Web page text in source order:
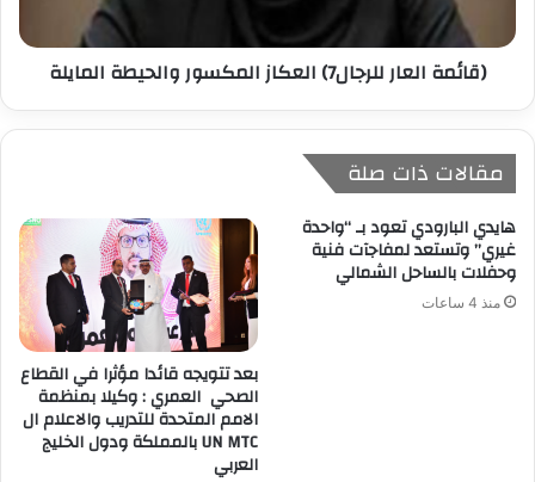
(قائمة العار للرجال7) العكاز المكسور والحيطة المايلة
مقالات ذات صلة
هايدي البارودي تعود بـ “واحدة
غيري” وتستعد لمفاجآت فنية
وحفلات بالساحل الشمالي
منذ 4 ساعات
بعد تتويجه قائدا مؤثرا في القطاع
الصحي العمري : وكيلا بمنظمة
الامم المتحدة للتدريب والاعلام ال
UN MTC بالمملكة ودول الخليج
العربي